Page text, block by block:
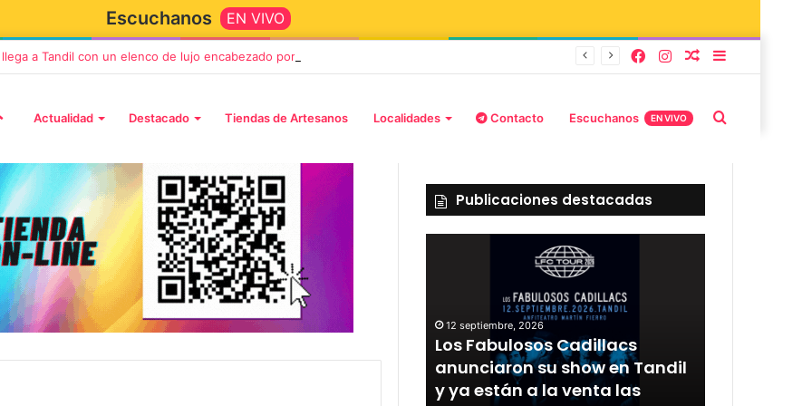
Escuchanos EN VIVO
llega a Tandil con un elenco de lujo encabezado por Capusotto, Spregelburd y Stefani
Actualidad Destacado Tiendas de Artesanos Localidades Contacto Escuchanos EN VIVO
Publicaciones destacadas
2 octubre, 2026
elenco de lujo encabezado por
12 septiembre, 2026
Los Fabulosos Cadillacs
anunciaron su show en Tandil
y ya están a la venta las